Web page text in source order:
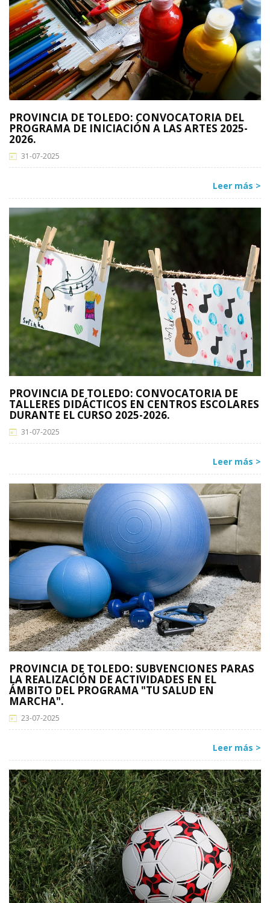
PROVINCIA DE TOLEDO: CONVOCATORIA DEL
PROGRAMA DE INICIACIÓN A LAS ARTES 2025-
2026.
31-07-2025
Leer más >
PROVINCIA DE TOLEDO: CONVOCATORIA DE
TALLERES DIDÁCTICOS EN CENTROS ESCOLARES
DURANTE EL CURSO 2025-2026.
31-07-2025
Leer más >
PROVINCIA DE TOLEDO: SUBVENCIONES PARAS
LA REALIZACIÓN DE ACTIVIDADES EN EL
ÁMBITO DEL PROGRAMA "TU SALUD EN
MARCHA".
23-07-2025
Leer más >